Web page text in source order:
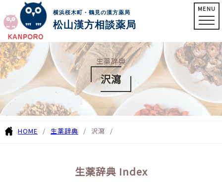
横浜桜木町・鶴見の漢方薬局
松山漢方相談薬局
MENU
生薬辞典
沢瀉
HOME 生薬辞典 沢瀉
生薬辞典 Index